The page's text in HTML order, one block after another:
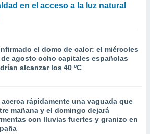
en el acceso a la luz natural
el domo de calor: el miércoles
de agosto ocho capitales españolas
alcanzar los 40 ºC
acerca rápidamente una vaguada que
mañana y el domingo dejará
con lluvias fuertes y granizo en